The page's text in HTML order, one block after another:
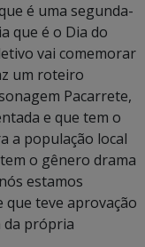
é uma segunda-
que é o Dia do
vai comemorar
um roteiro
Pacarrete,
e que tem o
a população local
o gênero drama
estamos
teve aprovação
da própria